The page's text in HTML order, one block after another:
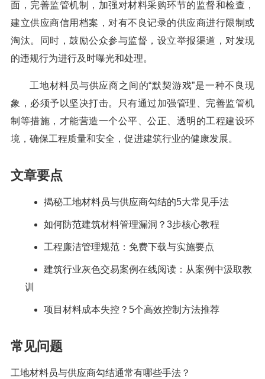
面，完善监管机制，加强对材料采购环节的监督和检查，
建立供应商信用档案，对有不良记录的供应商进行限制或
淘汰。同时，鼓励公众参与监督，设立举报渠道，对发现
的违规行为进行及时曝光和处理。
工地材料员与供应商之间的“默契游戏”是一种不良现
象，必须予以坚决打击。只有通过加强管理、完善监管机
制等措施，才能营造一个公平、公正、透明的工程建设环
境，确保工程质量和安全，促进建筑行业的健康发展。
文章要点
揭秘工地材料员与供应商勾结的5大常见手法
如何防范建筑材料管理漏洞？3步核心教程
工程廉洁管理规范：免费下载与实施要点
建筑行业灰色交易案例在线阅读：从案例中汲取教
训
项目材料成本失控？5个高效控制方法推荐
常见问题
工地材料员与供应商勾结通常有哪些手法？